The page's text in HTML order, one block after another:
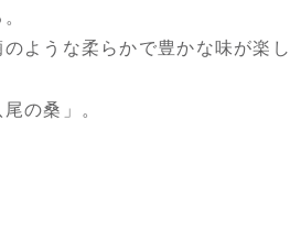
ような柔らかで豊かな味が楽し
の桑」。